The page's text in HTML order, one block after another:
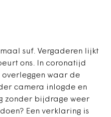
suf. Vergaderen lijkt
ons. In coronatijd
waar de
camera inlogde en
zonder bijdrage weer
Een verklaring is